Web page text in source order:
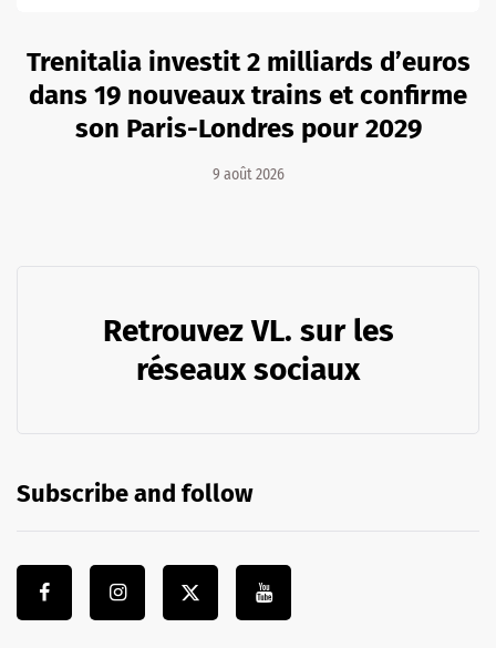
Trenitalia investit 2 milliards d’euros
dans 19 nouveaux trains et confirme
son Paris-Londres pour 2029
9 août 2026
Retrouvez VL. sur les
réseaux sociaux
Subscribe and follow